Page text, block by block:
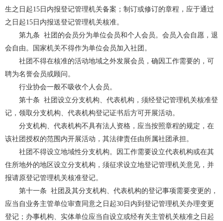
生之日起15 日内报登记管理机关备案；制订或修订的章程，应于通过
之日起15 日内报送登记管理机关核准。
第九条 社团的会员分为单位会员和个人会员。会员入会自愿，退
会自由。国家机关不得作为单位会员加入社团。
社团不得在核准的活动地域之外发展会员，确因工作需要的，可
聘为名誉会员或顾问。
行业协会一般不吸收个人会员。
第十条 社团设立分支机构、代表机构，须经登记管理机关核准登
记，领取分支机构、代表机构登记证书后方可开展活动。
分支机构、代表机构不具有法人资格，应当按照章程的规定，在
该社团授权的范围内开展活动，其法律责任由所属社团承担。
社团不得设立地域性分支机构。因工作需要设立代表机构或在其
住所地外的地区设立分支机构，须征求设立地登记管理机关意见，并
报请原登记管理机关核准登记。
第十一条 社团及其分支机构、代表机构的登记事项需要变更的，
应当自业务主管单位审查同意之日起30 日内到登记管理机关办理变更
登记；办事机构、实体单位应当自设立或经有关主管机关核准之日起